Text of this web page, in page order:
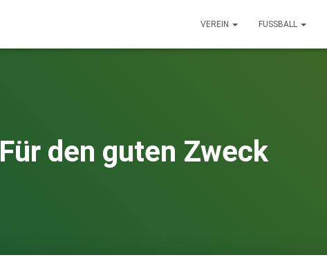
VEREIN FUSSBALL
Für den guten Zweck